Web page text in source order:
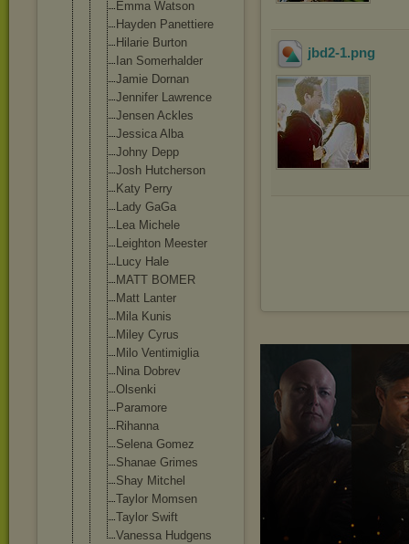
Emma Watson
Hayden Panettiere
Hilarie Burton
Ian Somerhalder
Jamie Dornan
Jennifer Lawrence
Jensen Ackles
Jessica Alba
Johny Depp
Josh Hutcherson
Katy Perry
Lady GaGa
Lea Michele
Leighton Meester
Lucy Hale
MATT BOMER
Matt Lanter
Mila Kunis
Miley Cyrus
Milo Ventimiglia
Nina Dobrev
Olsenki
Paramore
Rihanna
Selena Gomez
Shanae Grimes
Shay Mitchel
Taylor Momsen
Taylor Swift
Vanessa Hudgens
jbd2-1.png